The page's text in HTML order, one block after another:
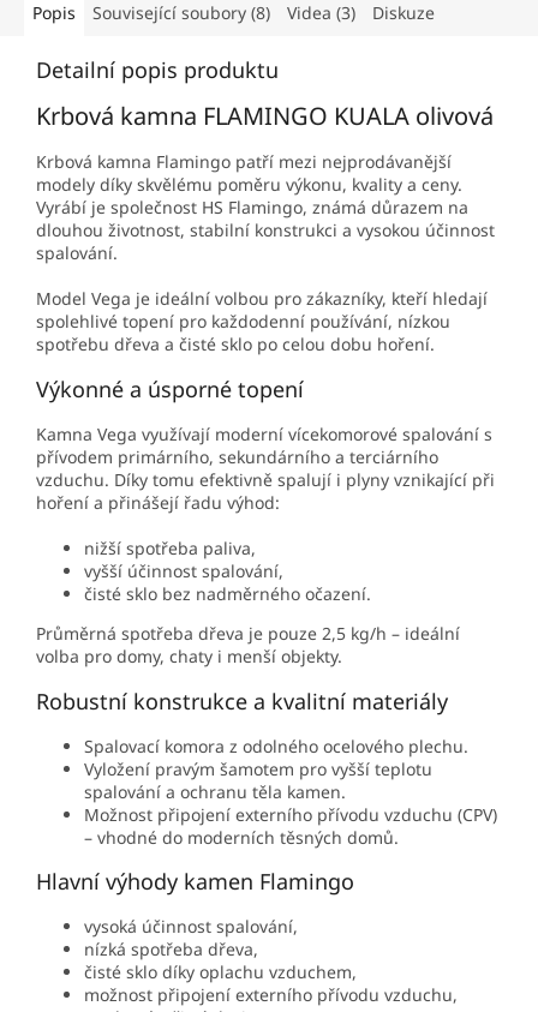
Popis Související soubory (8) Videa (3) Diskuze
Detailní popis produktu
Krbová kamna FLAMINGO KUALA olivová
Krbová kamna Flamingo patří mezi nejprodávanější
modely díky skvělému poměru výkonu, kvality a ceny.
Vyrábí je společnost HS Flamingo, známá důrazem na
dlouhou životnost, stabilní konstrukci a vysokou účinnost
spalování.
Model Vega je ideální volbou pro zákazníky, kteří hledají
spolehlivé topení pro každodenní používání, nízkou
spotřebu dřeva a čisté sklo po celou dobu hoření.
Výkonné a úsporné topení
Kamna Vega využívají moderní vícekomorové spalování s
přívodem primárního, sekundárního a terciárního
vzduchu. Díky tomu efektivně spalují i plyny vznikající při
hoření a přinášejí řadu výhod:
nižší spotřeba paliva,
vyšší účinnost spalování,
čisté sklo bez nadměrného očazení.
Průměrná spotřeba dřeva je pouze 2,5 kg/h – ideální
volba pro domy, chaty i menší objekty.
Robustní konstrukce a kvalitní materiály
Spalovací komora z odolného ocelového plechu.
Vyložení pravým šamotem pro vyšší teplotu
spalování a ochranu těla kamen.
Možnost připojení externího přívodu vzduchu (CPV)
– vhodné do moderních těsných domů.
Hlavní výhody kamen Flamingo
vysoká účinnost spalování,
nízká spotřeba dřeva,
čisté sklo díky oplachu vzduchem,
možnost připojení externího přívodu vzduchu,